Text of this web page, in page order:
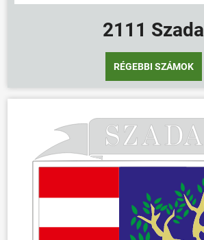
2111 Szada
RÉGEBBI SZÁMOK